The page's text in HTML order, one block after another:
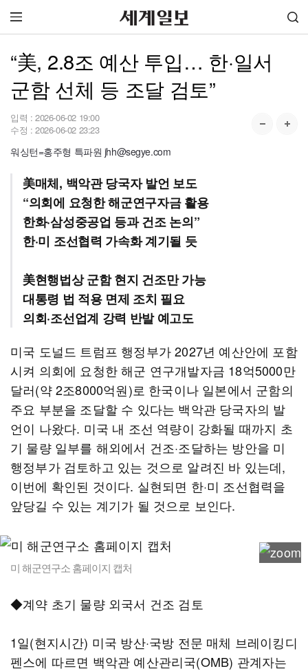
“美, 2.8조 예산 투입… 한·일서
군함 선체 등 조달 검토”
입력 : 2026-06-02 19:00
수정 : 2026-06-02 23:23
워싱턴=홍주형 특파원 jhh@segye.com
美매체, 백악관 당국자 발언 보도
“의회에 요청한 해군연구자금 활용
한화·삼성중공업 등과 건조 논의”
한·미 조선협력 가속화 계기될 듯
美현행법상 군함 현지 건조만 가능
대통령 법 적용 면제 조치 필요
의회·조선업계 강력 반발 예고도
미국 도널드 트럼프 행정부가 2027년 예산안에 포함
시켜 의회에 요청한 해군 연구개발자금 18억5000만
달러(약 2조8000억원)로 한국이나 일본에서 군함의
주요 부분을 조달할 수 있다는 백악관 당국자의 발
언이 나왔다. 미국 내 조선 역량이 강화될 때까지 초
기 물량 일부를 해외에서 건조·조달하는 방안을 미
행정부가 검토하고 있는 것으로 알려진 바 있는데,
이번에 확인된 것이다. 실현되면 한·미 조선협력을
앞당길 수 있는 계기가 될 것으로 보인다.
미 해군연구소 홈페이지 캡처
◆계약 초기 물량 외국서 건조 검토
1일(현지시간) 미국 방산·국방 전문 매체 브레이킹디
펜스에 따르면 백악관 예산관리국(OMB) 관계자는